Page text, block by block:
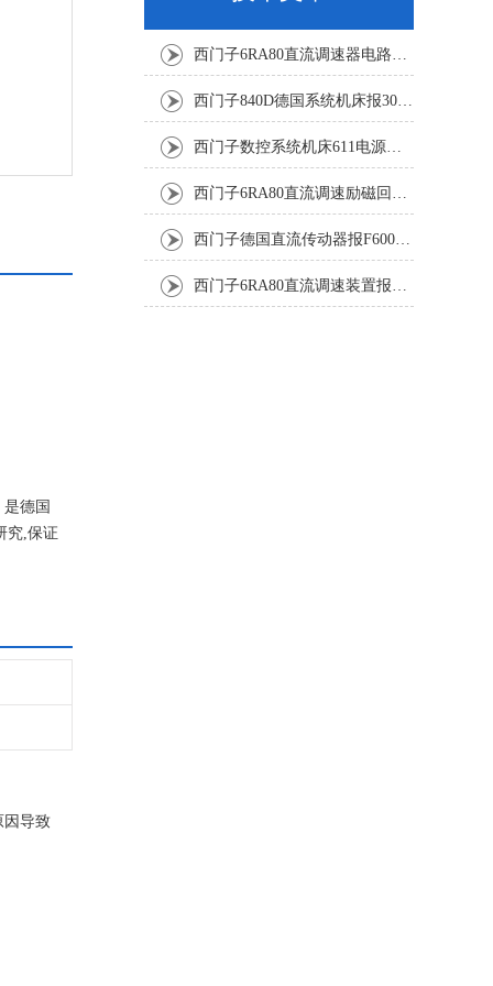
德国
究,保证
因导致
西门子6RA80直流调速器电路板坏销售修理单位
西门子840D德国系统机床报300501修复解决
西门子数控系统机床611电源模块灯不显示修复解决
西门子6RA80直流调速励磁回路坏报F60005修复排除
西门子德国直流传动器报F60067高温报警修复排除方法
西门子6RA80直流调速装置报F60035修复排除方法